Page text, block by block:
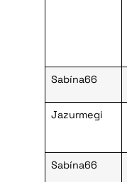
Sabína66
Jazurmegi
Sabína66